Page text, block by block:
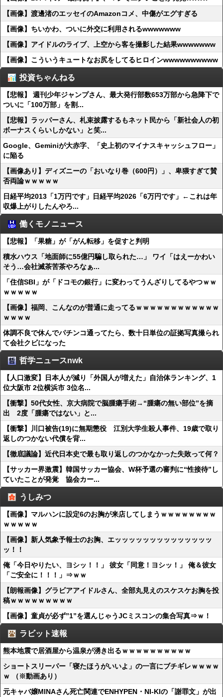
【画像】渡邊渚のエッセイのAmazonコメ、中傷がエグすぎる
【画像】ちいかわ、ついに外交に利用されるwwwwwww
【画像】アイドルのライブ、上空から客を撮影した結果wwwwwww
【画像】こういうキュートなお尻をしてるヒロインwwwwwwwwww
投資ちゃんねる
【悲報】 週刊少年ジャンプさん、最大発行部数653万部から急降下で
ついに「100万部」を割...
【悲報】ラッパーさん、札束披露するもネット民から「新社会人の初
ボーナスくらいしかない」と笑...
Google、Geminiが大赤字、「史上初のマイナスキャッシュフロー」
に陥る
【画像あり】ディズニーの「おいなり巻（600円）」、卑猥すぎて賛
否両論ｗｗｗｗｗ
日経平均2013「1万円です」日経平均2026「6万円です」←これは年
収爆上がりしたんやろ...
働くモノニュース
【悲報】「果糖」が「がん転移」を促すと判明
積水ハウス「地面師に55億円騙し取られた…」 ワイ「はえーかわい
そう…会社滅茶苦茶やろなぁ...
「住信SBI」が「ドコモの銀行」に変わってうんざりしてるやつｗｗ
ｗｗｗｗｗ
【画像】福岡、こんなのが普通に走ってるｗｗｗｗｗｗｗｗｗｗｗｗ
ｗｗｗｗ
体調不良で休んでパチンコ通ってたら、数十日単位の証拠写真撮られ
て会社クビになった
哲学ニュースnwk
【人口激変】日本人が減り「外国人が増えた」自治体ランキング、1
位大阪市 2位横浜市 3位名...
【衝撃】50代女性、京大病院で脳腫瘍手術→“腫瘍の無い部位”を摘
出 2度「腫瘍ではない」と...
【衝撃】川口被告(19)に無期懲役 江別大学生殺人事件、19歳で取り
返しのつかない代償を背...
【徹底議論】近代日本史で最も取り返しのつかなかった失敗って何？
【サッカー界激震】韓国サッカー協会、W杯予選の審判に“性接待”し
ていたことが発覚 協会カー...
うしみつ
【画像】マルハンに設定6のお胸が来店してしまうｗｗｗｗｗｗｗｗ
ｗｗｗｗｗ
【画像】新人気象予報士のお胸、エッッッッッッッッッッッッッッ
ッ！！
俺「今日やりたい、ヨシッ！！」 彼女「同意！ヨシッ！」 俺＆彼女
「ご安全に！！！」⇒ｗｗ
【朗報画像】グラビアアイドルさん、全部丸見えのスケスケお胸を投
稿ｗｗｗｗｗｗｗｗｗ
【画像】童貞が必ず”1”を選んじゃうJCミスコンの集合写真⇒ｗ！
ラビット速報
熊本地震で居酒屋から温泉が湧き出るｗｗｗｗｗｗｗｗｗｗ
ショートスリーパー「寝たほうがいいよ」の一言にブチギレｗｗｗｗ
ｗ （※動画あり）
元キャバ嬢MINAさん死亡関連でENHYPEN・NI-KIの「謝罪文」が出